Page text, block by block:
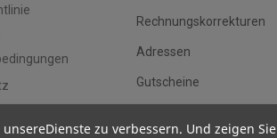
Rechnungskorrekturen
Adressen
Gutscheine
zu verbessern. Und zeigen Sie